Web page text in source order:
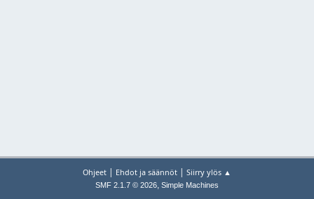
Ohjeet | Ehdot ja säännöt | Siirry ylös ▲
SMF 2.1.7 © 2026, Simple Machines